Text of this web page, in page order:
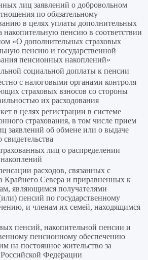
лиц заявлений о добровольном
по обязательному
в целях уплаты дополнительных
накопительную пенсию в соответствии
«О дополнительных страховых
пенсию и государственной
пенсионных накоплений»
социальной доплаты к пенсии
с налоговыми органами контроля
страховых взносов со стороны
их расходования
в целях регистрации в системе
страхования, в том числе прием
заявлений об обмене или о выдаче
свидетельства
лиц о распределении
расходов, связанных с
Крайнего Севера и приравненных к
являющимся получателями
пенсий по государственному
и членам их семей, находящимся
пенсий, накопительной пенсии и
пенсионному обеспечению
на постоянное жительство за
Федерации